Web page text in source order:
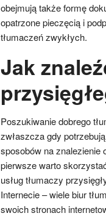
obejmują także formę
opatrzone pieczęcią i
tłumaczeń zwykłych.
Jak
Poszukiwanie dobrego
zwłaszcza gdy
sposobów na znalezienie
pierwsze warto
usług tłumaczy
Internecie – wiele biur
swoich stronach